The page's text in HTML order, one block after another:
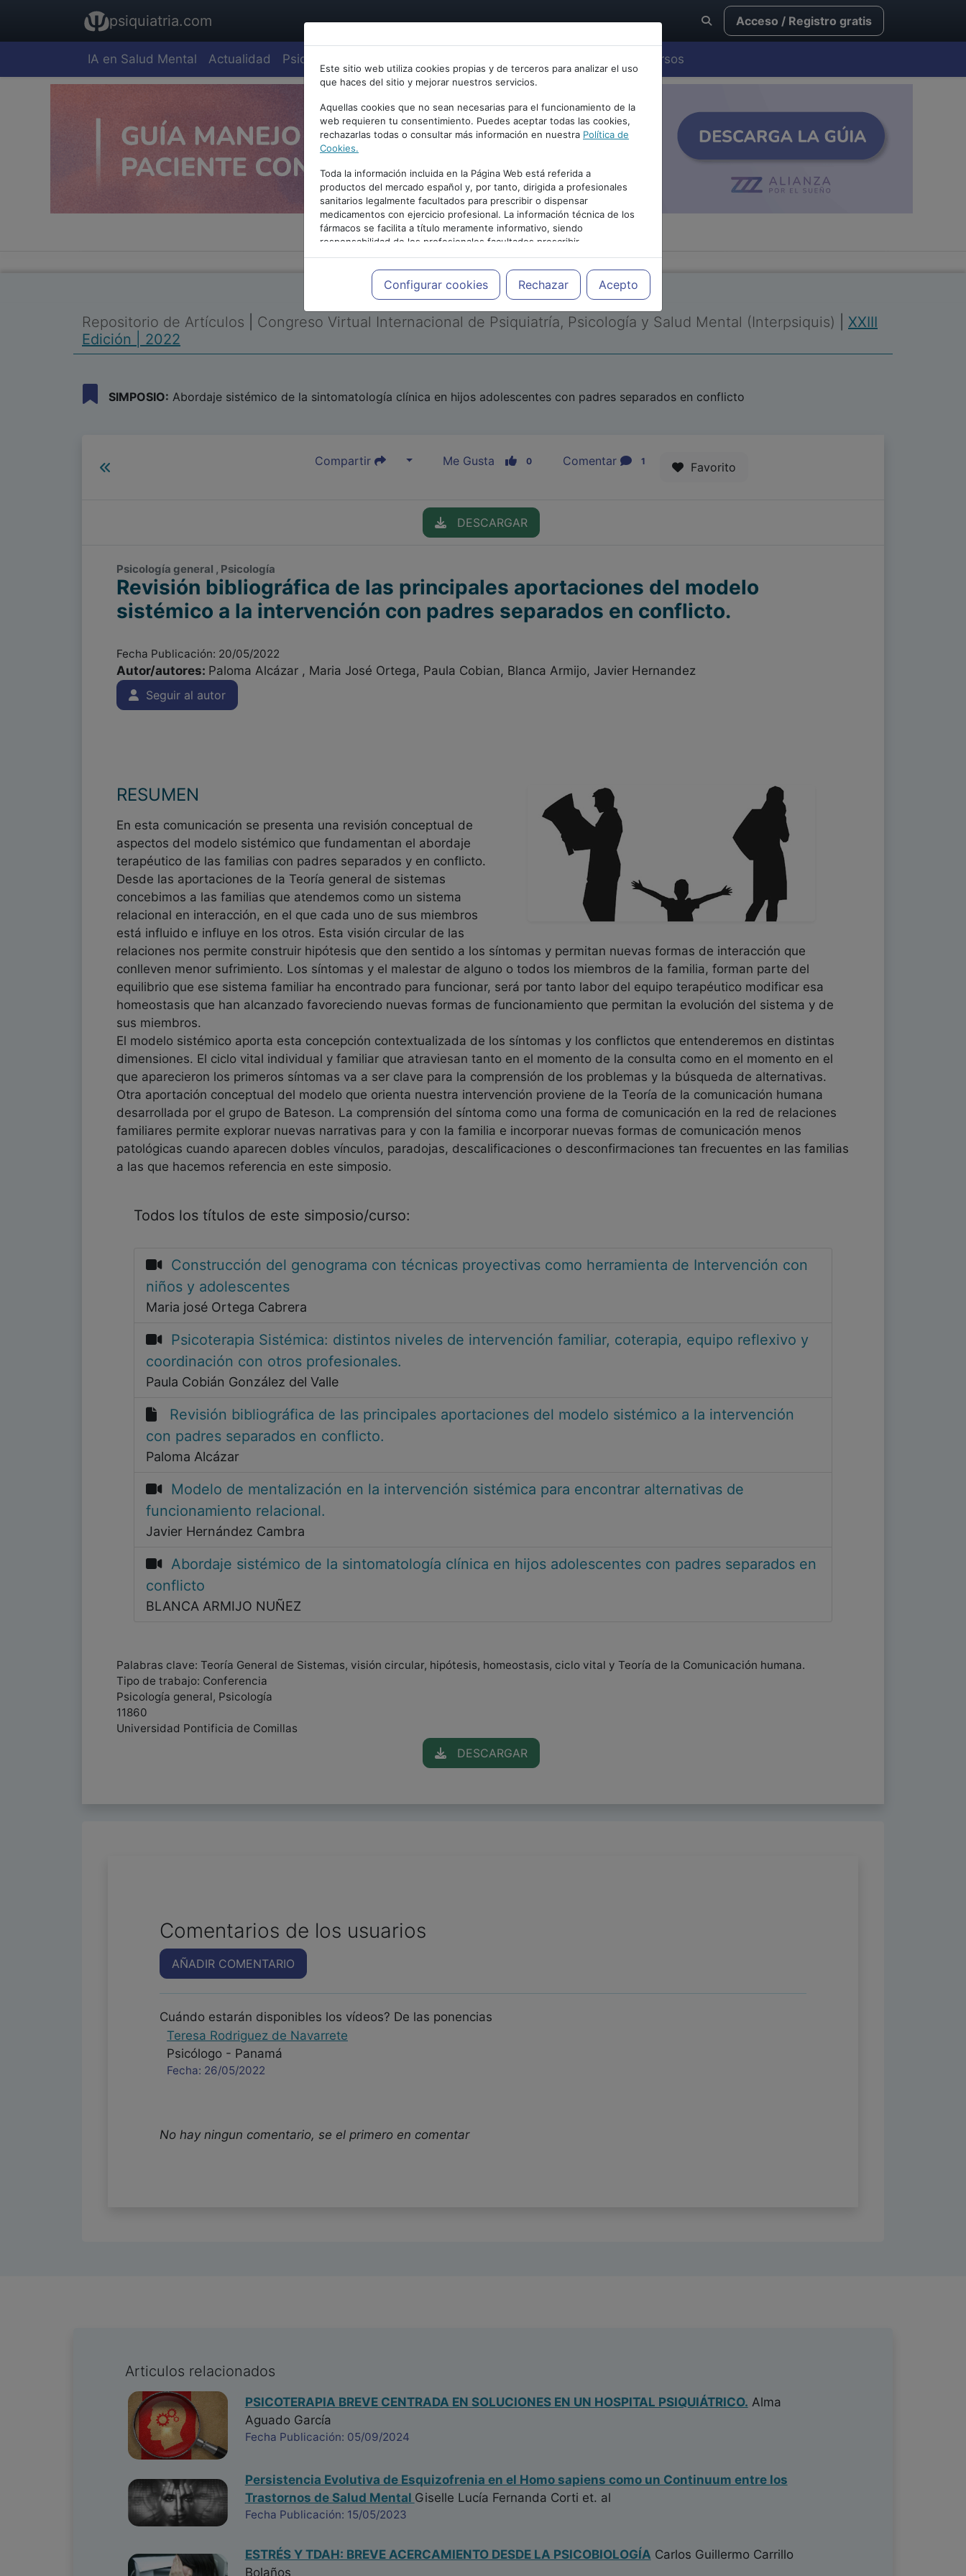
psiquiatria.com Acceso / Registro gratis
IA en Salud Mental Actualidad Psiquiatría Cursos
Este sitio web utiliza cookies propias y de terceros para analizar el uso
que haces del sitio y mejorar nuestros servicios.
Aquellas cookies que no sean necesarias para el funcionamiento de la
web requieren tu consentimiento. Puedes aceptar todas las cookies,
rechazarlas todas o consultar más información en nuestra Política de
Cookies.
Toda la información incluida en la Página Web está referida a
productos del mercado español y, por tanto, dirigida a profesionales
sanitarios legalmente facultados para prescribir o dispensar
medicamentos con ejercicio profesional. La información técnica de los
fármacos se facilita a título meramente informativo, siendo
responsabilidad de los profesionales facultados prescribir
medicamentos y decidir, en cada caso concreto, el tratamiento más
adecuado a las necesidades del paciente.
Configurar cookies Rechazar Acepto
PUBLICIDAD
Repositorio de Artículos Congreso Virtual Internacional de Psiquiatría, Psicología y Salud Mental (Interpsiquis)
XXIII
Edición | 2022
SIMPOSIO: Abordaje sistémico de la sintomatología clínica en hijos adolescentes con padres separados en conflicto
Compartir Me Gusta 0 Comentar 1 Favorito
DESCARGAR
Psicología general , Psicología
Revisión bibliográfica de las principales aportaciones del modelo
sistémico a la intervención con padres separados en conflicto.
Fecha Publicación: 20/05/2022
Autor/autores: Paloma Alcázar , Maria José Ortega, Paula Cobian, Blanca Armijo, Javier Hernandez
Seguir al autor
RESUMEN
En esta comunicación se presenta una revisión conceptual de
aspectos del modelo sistémico que fundamentan el abordaje
terapéutico de las familias con padres separados y en conflicto.
Desde las aportaciones de la Teoría general de sistemas
concebimos a las familias que atendemos como un sistema
relacional en interacción, en el que cada uno de sus miembros
está influido e influye en los otros. Esta visión circular de las
relaciones nos permite construir hipótesis que den sentido a los síntomas y permitan nuevas formas de interacción que
conlleven menor sufrimiento. Los síntomas y el malestar de alguno o todos los miembros de la familia, forman parte del
equilibrio que ese sistema familiar ha encontrado para funcionar, será por tanto labor del equipo terapéutico modificar esa
homeostasis que han alcanzado favoreciendo nuevas formas de funcionamiento que permitan la evolución del sistema y de
sus miembros.
El modelo sistémico aporta esta concepción contextualizada de los síntomas y los conflictos que entenderemos en distintas
dimensiones. El ciclo vital individual y familiar que atraviesan tanto en el momento de la consulta como en el momento en el
que aparecieron los primeros síntomas va a ser clave para la comprensión de los problemas y la búsqueda de alternativas.
Otra aportación conceptual del modelo que orienta nuestra intervención proviene de la Teoría de la comunicación humana
desarrollada por el grupo de Bateson. La comprensión del síntoma como una forma de comunicación en la red de relaciones
familiares permite explorar nuevas narrativas para y con la familia e incorporar nuevas formas de comunicación menos
patológicas cuando aparecen dobles vínculos, paradojas, descalificaciones o desconfirmaciones tan frecuentes en las familias
a las que hacemos referencia en este simposio.
Todos los títulos de este simposio/curso:
Construcción del genograma con técnicas proyectivas como herramienta de Intervención con
niños y adolescentes
Maria josé Ortega Cabrera
Psicoterapia Sistémica: distintos niveles de intervención familiar, coterapia, equipo reflexivo y
coordinación con otros profesionales.
Paula Cobián González del Valle
Revisión bibliográfica de las principales aportaciones del modelo sistémico a la intervención
con padres separados en conflicto.
Paloma Alcázar
Modelo de mentalización en la intervención sistémica para encontrar alternativas de
funcionamiento relacional.
Javier Hernández Cambra
Abordaje sistémico de la sintomatología clínica en hijos adolescentes con padres separados en
conflicto
BLANCA ARMIJO NUÑEZ
Palabras clave: Teoría General de Sistemas, visión circular, hipótesis, homeostasis, ciclo vital y Teoría de la Comunicación humana.
Tipo de trabajo: Conferencia
Psicología general, Psicología
11860
Universidad Pontificia de Comillas
DESCARGAR
Comentarios de los usuarios
AÑADIR COMENTARIO
Cuándo estarán disponibles los vídeos? De las ponencias
Teresa Rodriguez de Navarrete
Psicólogo - Panamá
Fecha: 26/05/2022
No hay ningun comentario, se el primero en comentar
Articulos relacionados
PSICOTERAPIA BREVE CENTRADA EN SOLUCIONES EN UN HOSPITAL PSIQUIÁTRICO. Alma
Aguado García
Fecha Publicación: 05/09/2024
Persistencia Evolutiva de Esquizofrenia en el Homo sapiens como un Continuum entre los
Trastornos de Salud Mental Giselle Lucía Fernanda Corti et. al
Fecha Publicación: 15/05/2023
ESTRÉS Y TDAH: BREVE ACERCAMIENTO DESDE LA PSICOBIOLOGÍA Carlos Guillermo Carrillo
Bolaños